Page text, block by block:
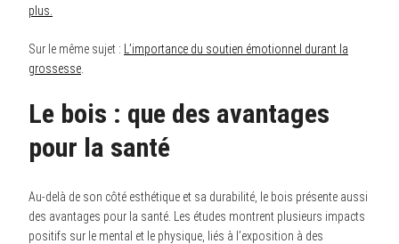
plus.
Sur le même sujet :
L’importance du soutien émotionnel durant la
grossesse
Le bois : que des avantages
pour la santé
Au-delà de son côté esthétique et sa durabilité, le bois présente aussi
des avantages pour la santé. Les études montrent plusieurs impacts
positifs sur le mental et le physique, liés à l’exposition à des